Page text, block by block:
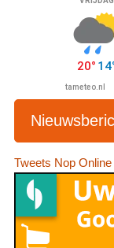
Tweets Nop Online